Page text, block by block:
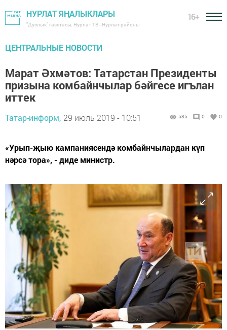
НУРЛАТ ЯҢАЛЫКЛАРЫ
"Дуслык" газетасы, Нурлат ТВ - Нурлат районы
16+
ЦЕНТРАЛЬНЫЕ НОВОСТИ
Марат Әхмәтов: Татарстан Президенты
призына комбайнчылар бәйгесе игълан
иттек
Татар-информ, 29 июль 2019 - 10:51 535 0 0
«Урып-җыю кампаниясендә комбайнчылардан күп
нәрсә тора», - диде министр.